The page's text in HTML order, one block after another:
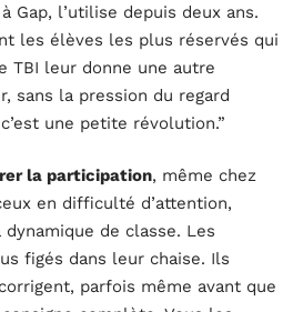
Gap, l’utilise depuis deux ans.
les élèves les plus réservés qui
TBI leur donne une autre
sans la pression du regard
une petite révolution.”
la participation, même chez
en difficulté d’attention,
de classe. Les
figés dans leur chaise. Ils
parfois même avant que